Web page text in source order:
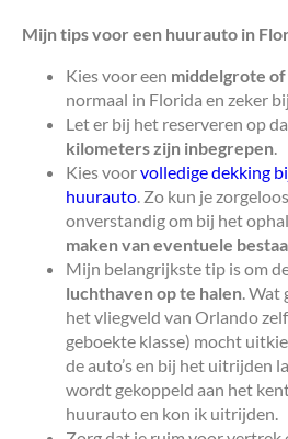
Mijn tips voor een huurauto in
Kies voor een middelgrote
normaal in Florida en zeker
Let er bij het reserveren op
kilometers zijn inbegrepen
Kies voorvolledige dekking
huurauto . Zo kun je
onverstandig om bij het
maken van eventuele
Mijn belangrijkste tip is om
luchthaven op te halen .
het vliegveld van Orlando
geboekte klasse) mocht
de auto’s en bij het uitrijden
wordt gekoppeld aan het
huurauto en kon ik uitrijden.